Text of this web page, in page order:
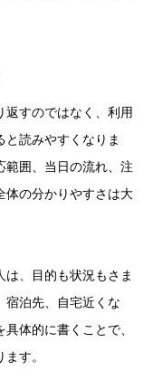
返すのではなく、利用
読みやすくなりま
範囲、当日の流れ、注
体の分かりやすさは大
、目的も状況もさま
宿泊先、自宅近くな
体的に書くことで、
す。